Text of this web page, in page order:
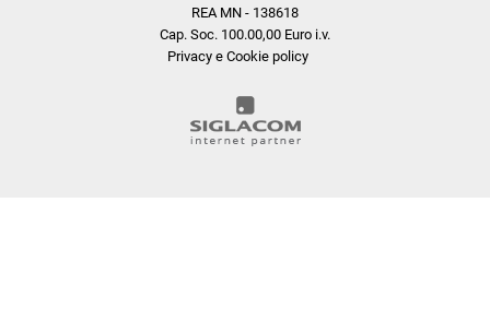
REA MN - 138618
Cap. Soc. 100.00,00 Euro i.v.
Privacy e Cookie policy